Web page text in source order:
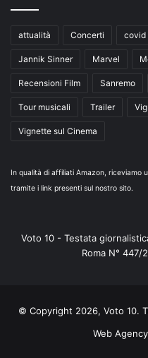
attualità Concerti covid
Jannik Sinner Marvel
Recensioni Film Sanremo
Tour musicali Trailer
Vignette sul Cinema
In qualità di affiliati Amazon, riceviamo
tramite i link presenti sul nostro sito.
Voto 10 - Testata
Roma N°
© Copyright 2026, Voto 10.
Web